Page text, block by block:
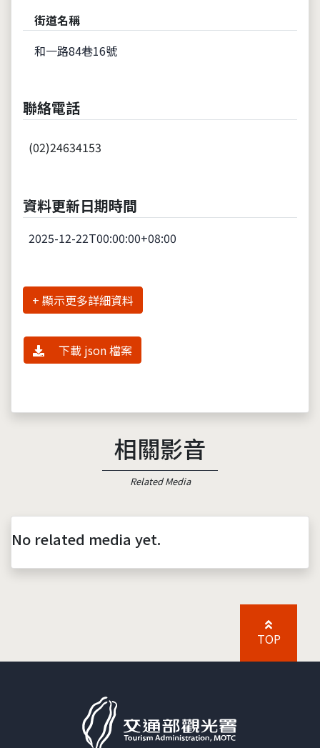
街道名稱
和一路84巷16號
聯絡電話
(02)24634153
資料更新日期時間
2025-12-22T00:00:00+08:00
詳細資料
下載 json 檔案
相關影音
Related Media
No related media yet.
TOP